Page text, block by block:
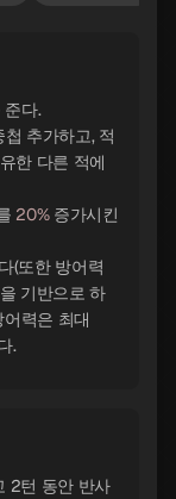
준다.
추가하고, 적
한 다른 적에
20%증가시킨
(또한 방어력
기반으로 하
력은 최대
.
2턴 동안 반사